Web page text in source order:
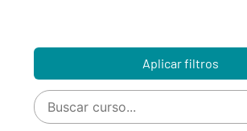
Aplicar filtros